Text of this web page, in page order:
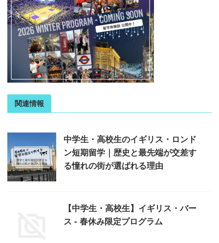
関連情報
中学生・高校生のイギリス・ロンド
ン短期留学｜歴史と最先端が交差す
る憧れの街が選ばれる理由
【中学生・高校生】イギリス・バー
ス - 春休み限定プログラム